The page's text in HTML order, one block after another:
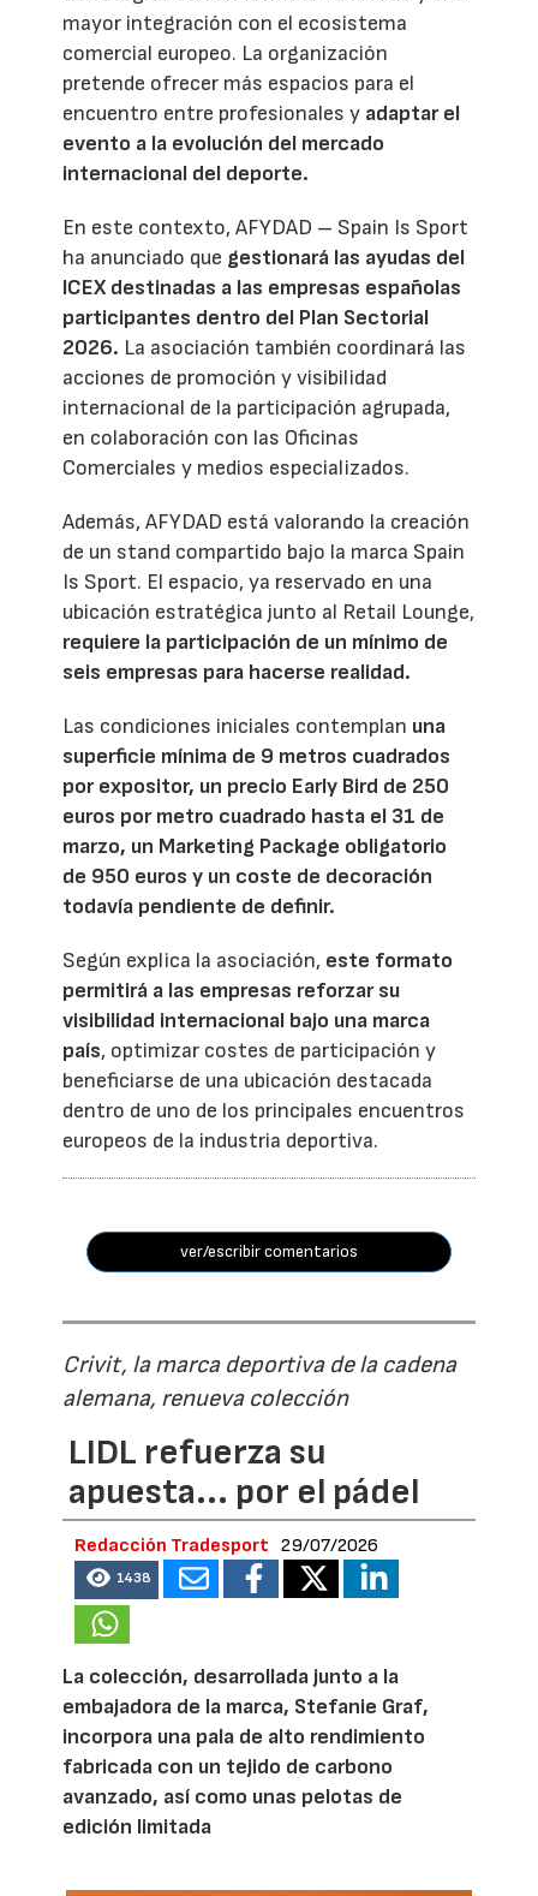
mayor integración con el ecosistema
comercial europeo. La organización
pretende ofrecer más espacios para el
encuentro entre profesionales y adaptar el
evento a la evolución del mercado
internacional del deporte.
En este contexto, AFYDAD – Spain Is Sport
ha anunciado que gestionará las ayudas del
ICEX destinadas a las empresas españolas
participantes dentro del Plan Sectorial
2026. La asociación también coordinará las
acciones de promoción y visibilidad
internacional de la participación agrupada,
en colaboración con las Oficinas
Comerciales y medios especializados.
Además, AFYDAD está valorando la creación
de un stand compartido bajo la marca Spain
Is Sport. El espacio, ya reservado en una
ubicación estratégica junto al Retail Lounge,
requiere la participación de un mínimo de
seis empresas para hacerse realidad.
Las condiciones iniciales contemplan una
superficie mínima de 9 metros cuadrados
por expositor, un precio Early Bird de 250
euros por metro cuadrado hasta el 31 de
marzo, un Marketing Package obligatorio
de 950 euros y un coste de decoración
todavía pendiente de definir.
Según explica la asociación, este formato
permitirá a las empresas reforzar su
visibilidad internacional bajo una marca
país, optimizar costes de participación y
beneficiarse de una ubicación destacada
dentro de uno de los principales encuentros
europeos de la industria deportiva.
ver/escribir comentarios
Crivit, la marca deportiva de la cadena
alemana, renueva colección
LIDL refuerza su
apuesta... por el pádel
Redacción Tradesport 29/07/2026
1438
La colección, desarrollada junto a la
embajadora de la marca, Stefanie Graf,
incorpora una pala de alto rendimiento
fabricada con un tejido de carbono
avanzado, así como unas pelotas de
edición limitada